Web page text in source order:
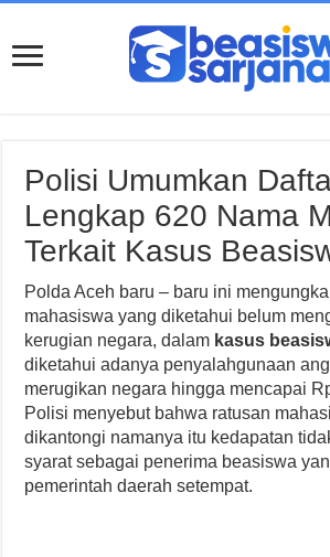
Polisi Umumkan
Lengkap 620 Nama
Terkait Kasus
Polda Aceh baru – baru ini
mahasiswa yang diketahui belum
kerugian negara, dalam kasus
diketahui adanya penyalahgunaan
merugikan negara hingga mencapai
Polisi menyebut bahwa ratusan
dikantongi namanya itu kedapatan
syarat sebagai penerima beasiswa
pemerintah daerah setempat.